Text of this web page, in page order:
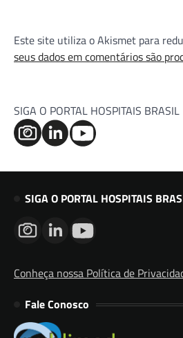
Este site utiliza o Akismet para
seus dados em comentários são
SIGA O PORTAL HOSPITAIS BRASIL
SIGA O PORTAL HOSPITAIS
Conheça nossa Política de
Fale Conosco